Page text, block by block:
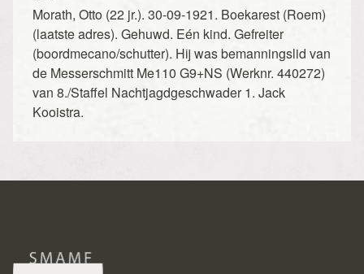
Morath, Otto (22 jr.). 30-09-1921. Boekarest (Roem)
(laatste adres). Gehuwd. Eén kind. Gefreiter
(boordmecano/schutter). Hij was bemanningslid van
de Messerschmitt Me110 G9+NS (Werknr. 440272)
van 8./Staffel Nachtjagdgeschwader 1. Jack
Kooistra.